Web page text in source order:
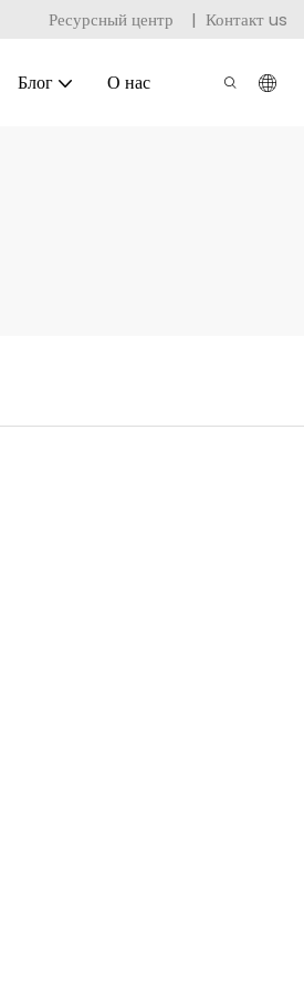
Ресурсный центр | Контакт us
Блог О нас